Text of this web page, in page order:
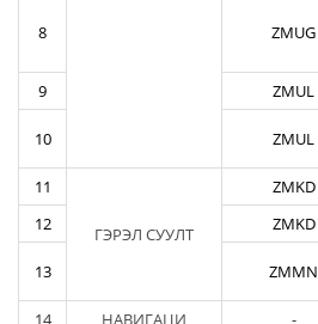
8 ZMUG
9
ZMUL
10 ZMUL
11
ГЭРЭЛ СУУЛТ
ZMKD
12
ZMKD
13 ZMMN
14
НАВИГАЦИ -